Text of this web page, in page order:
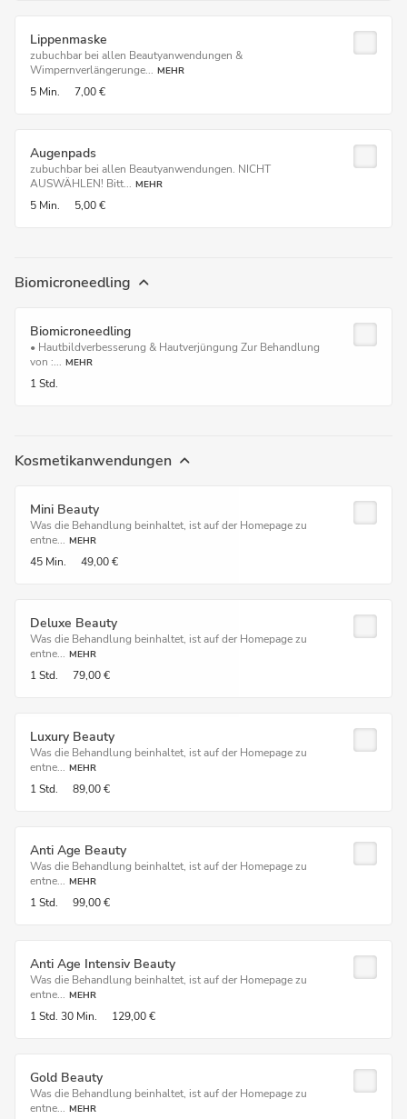
Lippenmaske
zubuchbar bei allen Beautyanwendungen &
Wimpernverlängerunge... MEHR
5 Min. 7,00 €
Augenpads
zubuchbar bei allen Beautyanwendungen. NICHT
AUSWÄHLEN! Bitt... MEHR
5 Min. 5,00 €
Biomicroneedling
Biomicroneedling
• Hautbildverbesserung & Hautverjüngung Zur Behandlung
von :... MEHR
1 Std.
Kosmetikanwendungen
Mini Beauty
Was die Behandlung beinhaltet, ist auf der Homepage zu
entne... MEHR
45 Min. 49,00 €
Deluxe Beauty
Was die Behandlung beinhaltet, ist auf der Homepage zu
entne... MEHR
1 Std. 79,00 €
Luxury Beauty
Was die Behandlung beinhaltet, ist auf der Homepage zu
entne... MEHR
1 Std. 89,00 €
Anti Age Beauty
Was die Behandlung beinhaltet, ist auf der Homepage zu
entne... MEHR
1 Std. 99,00 €
Anti Age Intensiv Beauty
Was die Behandlung beinhaltet, ist auf der Homepage zu
entne... MEHR
1 Std. 30 Min. 129,00 €
Gold Beauty
Was die Behandlung beinhaltet, ist auf der Homepage zu
entne... MEHR